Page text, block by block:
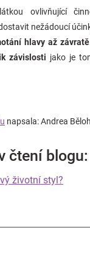
ovlivňující
nežádoucí
hlavy až závratě
závislosti jako je
napsala: Andrea
čtení blogu:
životní styl?